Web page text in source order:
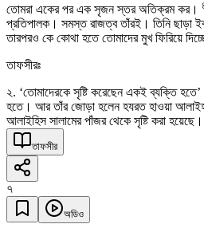
তোমরা একের পর এক সৃজন স্তর অতিক্রম কর।
প্রতিপালক। সমস্ত রাজত্ব তাঁরই। তিনি ছাড়া
তারপরও কে কোথা হতে তোমাদের মুখ ফিরিয়ে
তাফসীরঃ
২. ‘তোমাদেরকে সৃষ্টি করেছেন একই ব্যক্তি
হতে। আর তাঁর জোড়া হলেন হযরত হাওয়া
আলাইহিস সালামের পাঁজর থেকে সৃষ্টি করা হয়েছে।
তাফসীর
৭
অডিও